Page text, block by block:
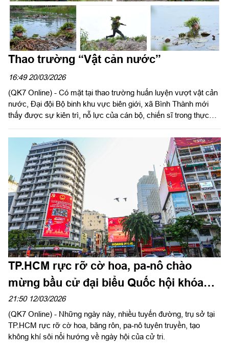
Thao trường “Vật cản nước”
16:49 20/03/2026
(QK7 Online) - Có mặt tại thao trường huấn luyện vượt vật cản
nước, Đại đội Bộ binh khu vực biên giới, xã Bình Thành mới
thấy được sự kiên trì, nỗ lực của cán bộ, chiến sĩ trong thực
thuật, đặc biệt là thể lực, bơi, sự hợp đồng chặt chẽ trong tác
chiến và tinh thần trách nhiệm, ý chí quyết tâm của từng cán
bộ, chiến sĩ. Từ đó, nâng cao khả năng sẵn sàng chiến đấu
trong mọi tình huống, địa hình.
TP.HCM rực rỡ cờ hoa, pa-nô chào
mừng bầu cử đại biểu Quốc hội khóa
XVI và đại biểu HĐND các cấp nhiệm kỳ
2026 - 2031
21:50 12/03/2026
(QK7 Online) - Những ngày này, nhiều tuyến đường, trụ sở tại
TP.HCM rực rỡ cờ hoa, băng rôn, pa-nô tuyên truyền, tạo
không khí sôi nổi hướng về ngày hội của cử tri.